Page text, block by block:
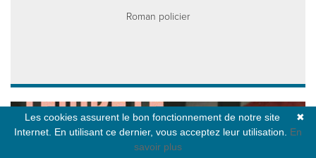
Roman policier
✖
Les cookies assurent le bon fonctionnement de notre site
Internet. En utilisant ce dernier, vous acceptez leur utilisation. En
savoir plus